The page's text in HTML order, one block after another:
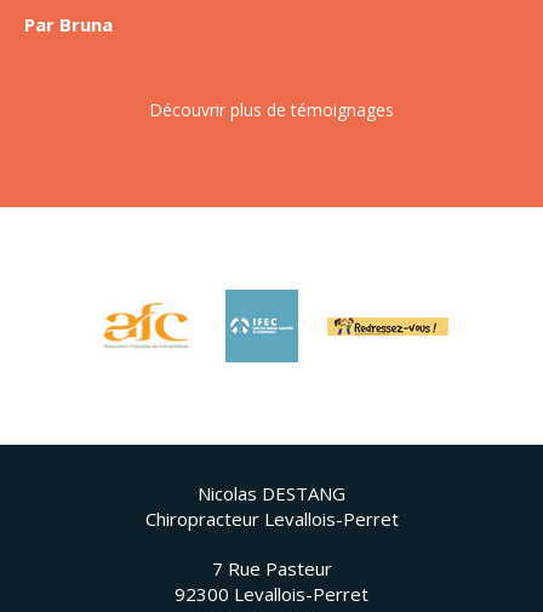
Par Bruna
Découvrir plus de témoignages
Nicolas DESTANG
Chiropracteur Levallois-Perret
7 Rue Pasteur
92300 Levallois-Perret